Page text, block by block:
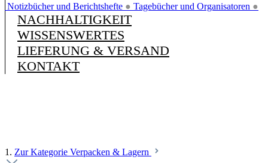
Notizbücher und Berichtshefte ● Tagebücher und Organisatoren ●
NACHHALTIGKEIT
WISSENSWERTES
LIEFERUNG & VERSAND
KONTAKT
1. Zur Kategorie Verpacken & Lagern